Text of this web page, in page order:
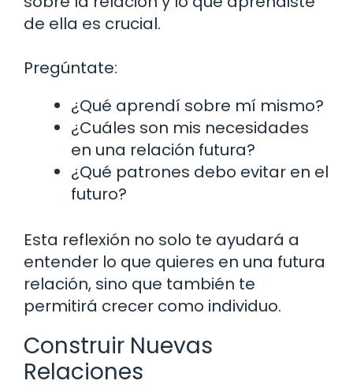
de ella es crucial.
Pregúntate:
¿Qué aprendí sobre mí mismo?
¿Cuáles son mis necesidades
en una relación futura?
¿Qué patrones debo evitar en el
futuro?
Esta reflexión no solo te ayudará a
entender lo que quieres en una futura
relación, sino que también te
permitirá crecer como individuo.
Construir Nuevas
Relaciones